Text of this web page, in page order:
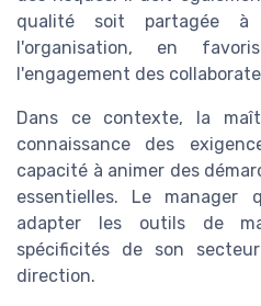
qualité soit partagée
l'organisation, en
l'engagement des
Dans ce contexte, la
connaissance des
capacité à animer des
essentielles. Le manager
adapter les outils de
spécificités de son
direction.